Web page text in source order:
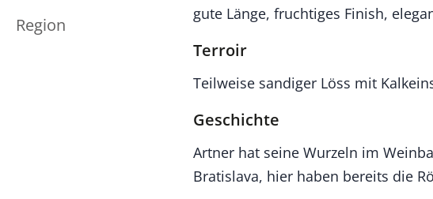
Region
gute Länge, fruchtiges Finish,
Terroir
Teilweise sandiger Löss mit
Geschichte
Artner hat seine Wurzeln im
Bratislava, hier haben bereits die